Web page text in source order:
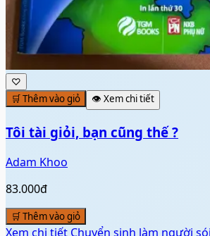
♡
🛒 Thêm vào giỏ
👁️ Xem chi tiết
Tôi tài giỏi, bạn cũng thế ?
Adam Khoo
83.000đ
🛒 Thêm vào giỏ
Xem chi tiết Chuyển sinh làm người